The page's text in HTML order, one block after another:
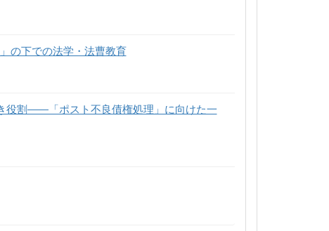
の下での法学・法曹教育
役割――「ポスト不良債権処理」に向けた一